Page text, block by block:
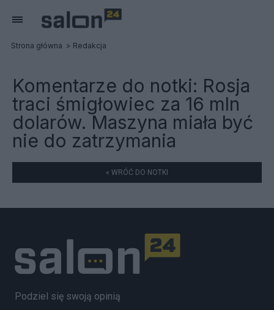
Strona główna Redakcja
Komentarze do notki: Rosja
traci śmigłowiec za 16 mln
dolarów. Maszyna miała być
nie do zatrzymania
« WRÓĆ DO NOTKI
Podziel się swoją opinią